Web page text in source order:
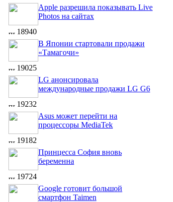
Apple разрешила показывать Live
Photos на сайтах
18940
В Японии стартовали продажи
«Тамагочи»
19025
LG анонсировала
международные продажи LG G6
19232
Asus может перейти на
процессоры MediaTek
19182
Принцесса София вновь
беременна
19724
Google готовит большой
смартфон Taimen